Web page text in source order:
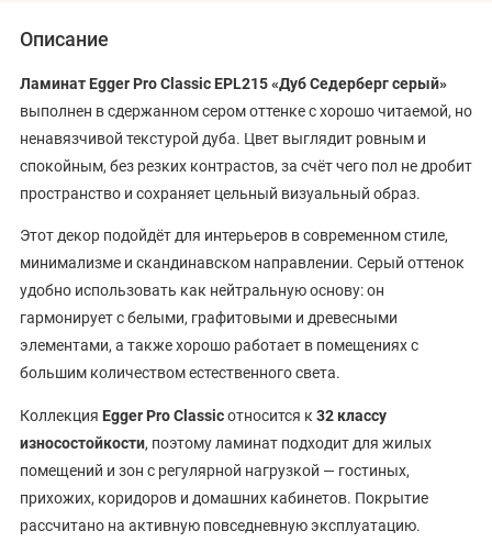
Описание
Ламинат Egger Pro Classic EPL215 «Дуб Седерберг серый»
выполнен в сдержанном сером оттенке с хорошо читаемой, но
ненавязчивой текстурой дуба. Цвет выглядит ровным и
спокойным, без резких контрастов, за счёт чего пол не дробит
пространство и сохраняет цельный визуальный образ.
Этот декор подойдёт для интерьеров в современном стиле,
минимализме и скандинавском направлении. Серый оттенок
удобно использовать как нейтральную основу: он
гармонирует с белыми, графитовыми и древесными
элементами, а также хорошо работает в помещениях с
большим количеством естественного света.
Коллекция Egger Pro Classicотносится к 32 классу
износостойкости, поэтому ламинат подходит для жилых
помещений и зон с регулярной нагрузкой — гостиных,
прихожих, коридоров и домашних кабинетов. Покрытие
рассчитано на активную повседневную эксплуатацию.